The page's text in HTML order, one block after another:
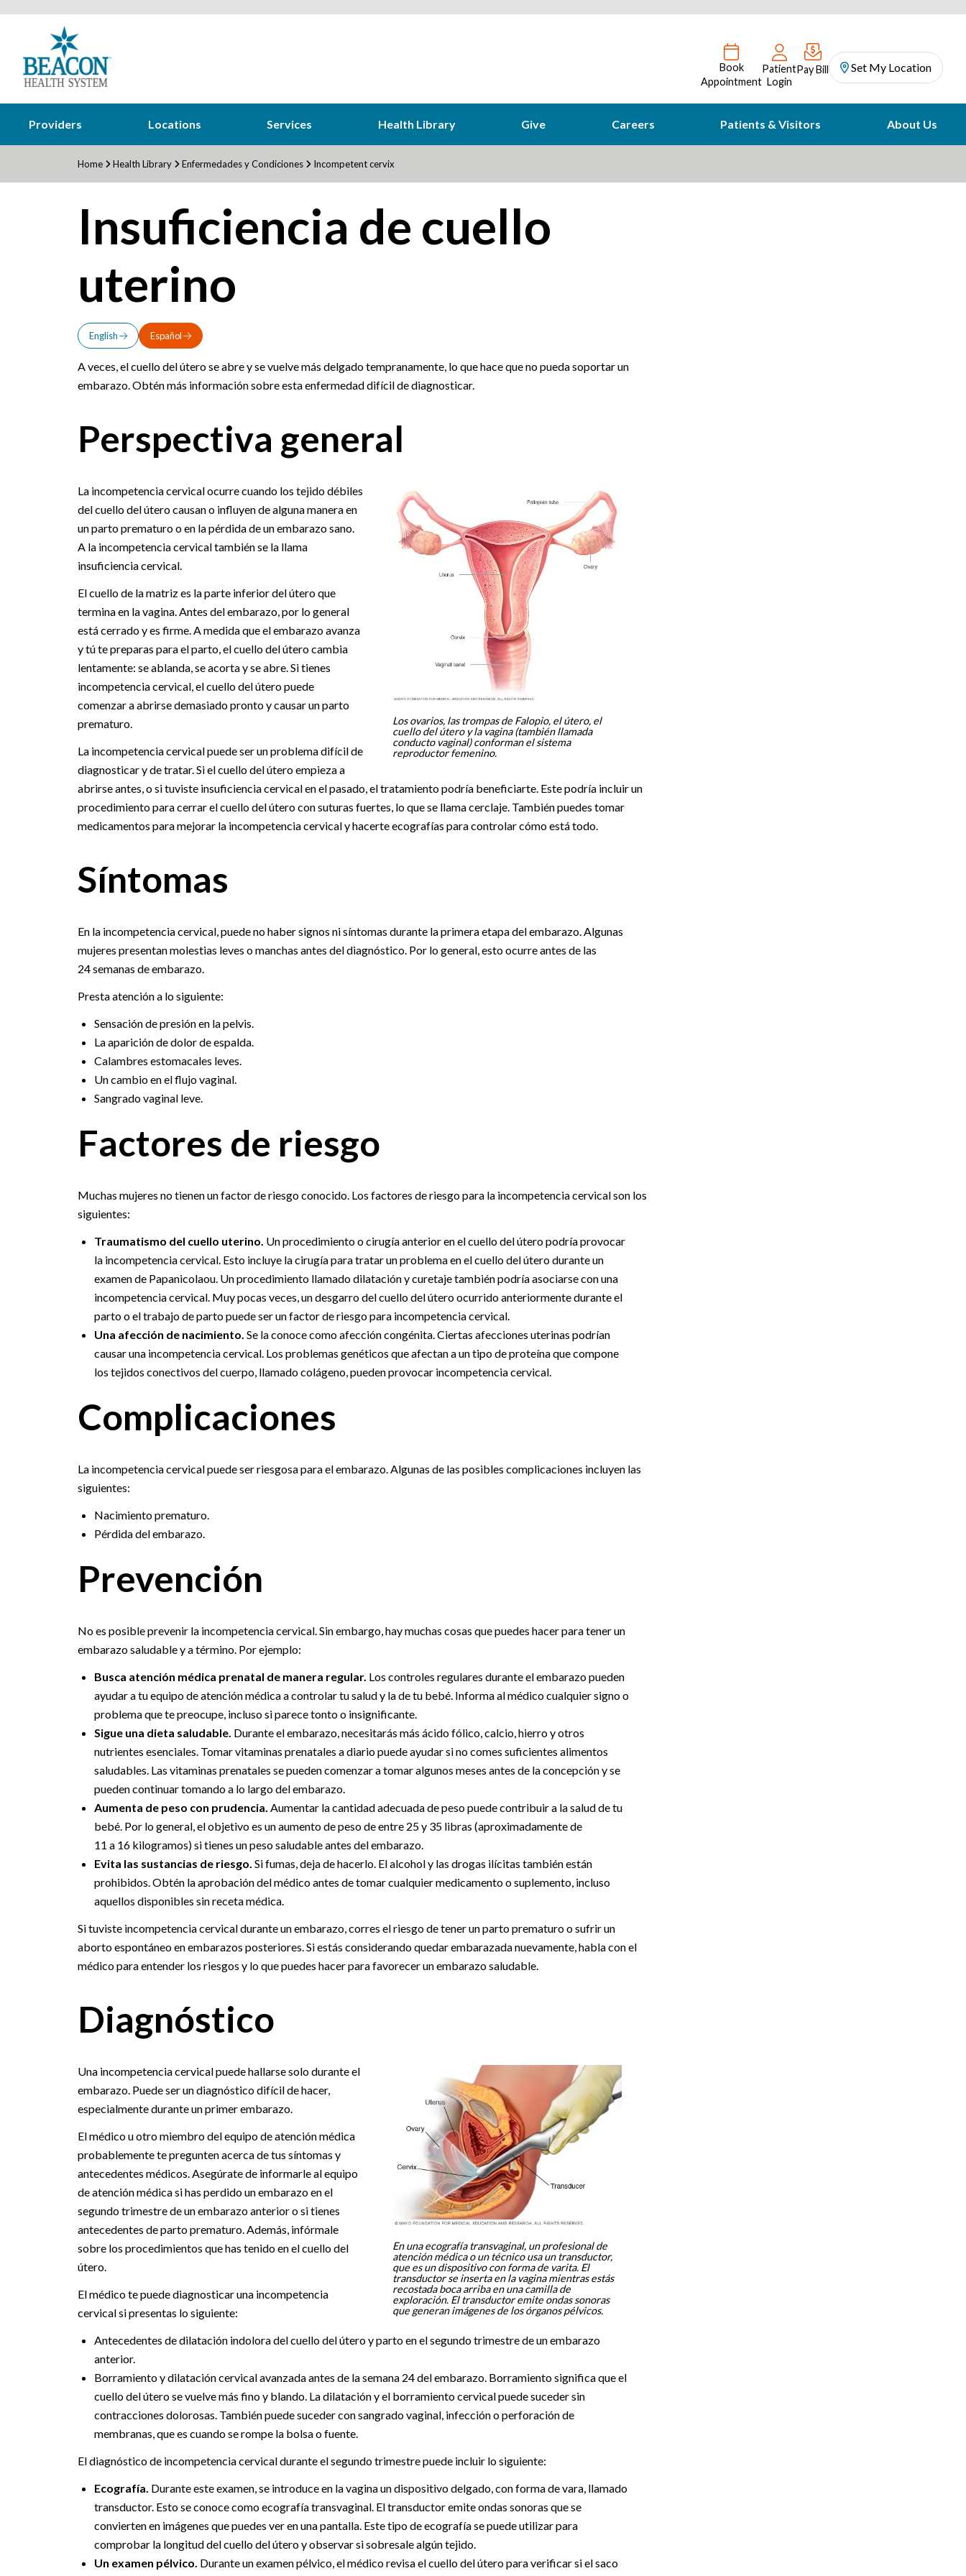
Book
Appointment
Patient
Login
Pay Bill Set My Location
Providers Locations Services Health Library Give Careers Patients & Visitors About Us
Home Health Library Enfermedades y Condiciones Incompetent cervix
Insuficiencia de cuello
uterino
English Español
A veces, el cuello del útero se abre y se vuelve más delgado tempranamente, lo que hace que no pueda soportar un
embarazo. Obtén más información sobre esta enfermedad difícil de diagnosticar.
Perspectiva general
Los ovarios, las trompas de Falopio, el útero, el
cuello del útero y la vagina (también llamada
conducto vaginal) conforman el sistema
reproductor femenino.
La incompetencia cervical ocurre cuando los tejido débiles
del cuello del útero causan o influyen de alguna manera en
un parto prematuro o en la pérdida de un embarazo sano.
A la incompetencia cervical también se la llama
insuficiencia cervical.
El cuello de la matriz es la parte inferior del útero que
termina en la vagina. Antes del embarazo, por lo general
está cerrado y es firme. A medida que el embarazo avanza
y tú te preparas para el parto, el cuello del útero cambia
lentamente: se ablanda, se acorta y se abre. Si tienes
incompetencia cervical, el cuello del útero puede
comenzar a abrirse demasiado pronto y causar un parto
prematuro.
La incompetencia cervical puede ser un problema difícil de
diagnosticar y de tratar. Si el cuello del útero empieza a
abrirse antes, o si tuviste insuficiencia cervical en el pasado, el tratamiento podría beneficiarte. Este podría incluir un
procedimiento para cerrar el cuello del útero con suturas fuertes, lo que se llama cerclaje. También puedes tomar
medicamentos para mejorar la incompetencia cervical y hacerte ecografías para controlar cómo está todo.
Síntomas
En la incompetencia cervical, puede no haber signos ni síntomas durante la primera etapa del embarazo. Algunas
mujeres presentan molestias leves o manchas antes del diagnóstico. Por lo general, esto ocurre antes de las
24 semanas de embarazo.
Presta atención a lo siguiente:
Sensación de presión en la pelvis.
La aparición de dolor de espalda.
Calambres estomacales leves.
Un cambio en el flujo vaginal.
Sangrado vaginal leve.
Factores de riesgo
Muchas mujeres no tienen un factor de riesgo conocido. Los factores de riesgo para la incompetencia cervical son los
siguientes:
Traumatismo del cuello uterino. Un procedimiento o cirugía anterior en el cuello del útero podría provocar
la incompetencia cervical. Esto incluye la cirugía para tratar un problema en el cuello del útero durante un
examen de Papanicolaou. Un procedimiento llamado dilatación y curetaje también podría asociarse con una
incompetencia cervical. Muy pocas veces, un desgarro del cuello del útero ocurrido anteriormente durante el
parto o el trabajo de parto puede ser un factor de riesgo para incompetencia cervical.
Una afección de nacimiento. Se la conoce como afección congénita. Ciertas afecciones uterinas podrían
causar una incompetencia cervical. Los problemas genéticos que afectan a un tipo de proteína que compone
los tejidos conectivos del cuerpo, llamado colágeno, pueden provocar incompetencia cervical.
Complicaciones
La incompetencia cervical puede ser riesgosa para el embarazo. Algunas de las posibles complicaciones incluyen las
siguientes:
Nacimiento prematuro.
Pérdida del embarazo.
Prevención
No es posible prevenir la incompetencia cervical. Sin embargo, hay muchas cosas que puedes hacer para tener un
embarazo saludable y a término. Por ejemplo:
Busca atención médica prenatal de manera regular. Los controles regulares durante el embarazo pueden
ayudar a tu equipo de atención médica a controlar tu salud y la de tu bebé. Informa al médico cualquier signo o
problema que te preocupe, incluso si parece tonto o insignificante.
Sigue una dieta saludable. Durante el embarazo, necesitarás más ácido fólico, calcio, hierro y otros
nutrientes esenciales. Tomar vitaminas prenatales a diario puede ayudar si no comes suficientes alimentos
saludables. Las vitaminas prenatales se pueden comenzar a tomar algunos meses antes de la concepción y se
pueden continuar tomando a lo largo del embarazo.
Aumenta de peso con prudencia. Aumentar la cantidad adecuada de peso puede contribuir a la salud de tu
bebé. Por lo general, el objetivo es un aumento de peso de entre 25 y 35 libras (aproximadamente de
11 a 16 kilogramos) si tienes un peso saludable antes del embarazo.
Evita las sustancias de riesgo. Si fumas, deja de hacerlo. El alcohol y las drogas ilícitas también están
prohibidos. Obtén la aprobación del médico antes de tomar cualquier medicamento o suplemento, incluso
aquellos disponibles sin receta médica.
Si tuviste incompetencia cervical durante un embarazo, corres el riesgo de tener un parto prematuro o sufrir un
aborto espontáneo en embarazos posteriores. Si estás considerando quedar embarazada nuevamente, habla con el
médico para entender los riesgos y lo que puedes hacer para favorecer un embarazo saludable.
Diagnóstico
En una ecografía transvaginal, un profesional de
atención médica o un técnico usa un transductor,
que es un dispositivo con forma de varita. El
transductor se inserta en la vagina mientras estás
recostada boca arriba en una camilla de
exploración. El transductor emite ondas sonoras
que generan imágenes de los órganos pélvicos.
Una incompetencia cervical puede hallarse solo durante el
embarazo. Puede ser un diagnóstico difícil de hacer,
especialmente durante un primer embarazo.
El médico u otro miembro del equipo de atención médica
probablemente te pregunten acerca de tus síntomas y
antecedentes médicos. Asegúrate de informarle al equipo
de atención médica si has perdido un embarazo en el
segundo trimestre de un embarazo anterior o si tienes
antecedentes de parto prematuro. Además, infórmale
sobre los procedimientos que has tenido en el cuello del
útero.
El médico te puede diagnosticar una incompetencia
cervical si presentas lo siguiente:
Antecedentes de dilatación indolora del cuello del útero y parto en el segundo trimestre de un embarazo
anterior.
Borramiento y dilatación cervical avanzada antes de la semana 24 del embarazo. Borramiento significa que el
cuello del útero se vuelve más fino y blando. La dilatación y el borramiento cervical puede suceder sin
contracciones dolorosas. También puede suceder con sangrado vaginal, infección o perforación de
membranas, que es cuando se rompe la bolsa o fuente.
El diagnóstico de incompetencia cervical durante el segundo trimestre puede incluir lo siguiente:
Ecografía. Durante este examen, se introduce en la vagina un dispositivo delgado, con forma de vara, llamado
transductor. Esto se conoce como ecografía transvaginal. El transductor emite ondas sonoras que se
convierten en imágenes que puedes ver en una pantalla. Este tipo de ecografía se puede utilizar para
comprobar la longitud del cuello del útero y observar si sobresale algún tejido.
Un examen pélvico. Durante un examen pélvico, el médico revisa el cuello del útero para verificar si el saco